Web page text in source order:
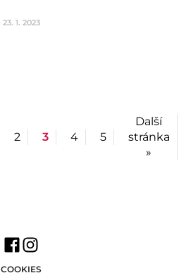
23. 1. 2023
2 3 4 5
Další
stránka
»
COOKIES